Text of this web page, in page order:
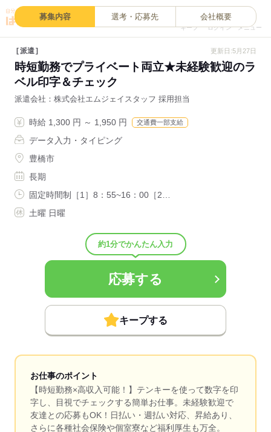
キープ ログイン メニュー
募集内容 選考・応募先 会社概要
派遣 更新日:5月27日
時短勤務でプライベート両立★未経験歓迎のラ
ベル印字＆チェック
派遣会社 株式会社エムジェイスタッフ 採用担当
時給 1,300 円 ～ 1,950 円 交通費一部支給
データ入力・タイピング
豊橋市
長期
固定時間制［1］8：55~16：00［2…
土曜 日曜
約1分でかんたん入力
応募する
キープする
お仕事のポイント
【時短勤務×高収入可能！】テンキーを使って数字を印
字し、目視でチェックする簡単お仕事。未経験歓迎で
友達との応募もOK！日払い・週払い対応、昇給あり、
さらに各種社会保険や個室寮など福利厚生も万全。